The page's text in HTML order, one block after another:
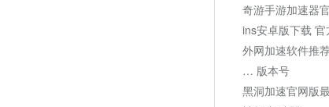
奇游手游加速器
ins安卓版下载 官
外网加速软件推
… 版本号
黑洞加速官网版